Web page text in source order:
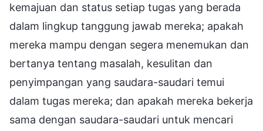
kemajuan dan status setiap tugas yang berada
dalam lingkup tanggung jawab mereka; apakah
mereka mampu dengan segera menemukan dan
bertanya tentang masalah, kesulitan dan
penyimpangan yang saudara-saudari temui
dalam tugas mereka; dan apakah mereka bekerja
sama dengan saudara-saudari untuk mencari